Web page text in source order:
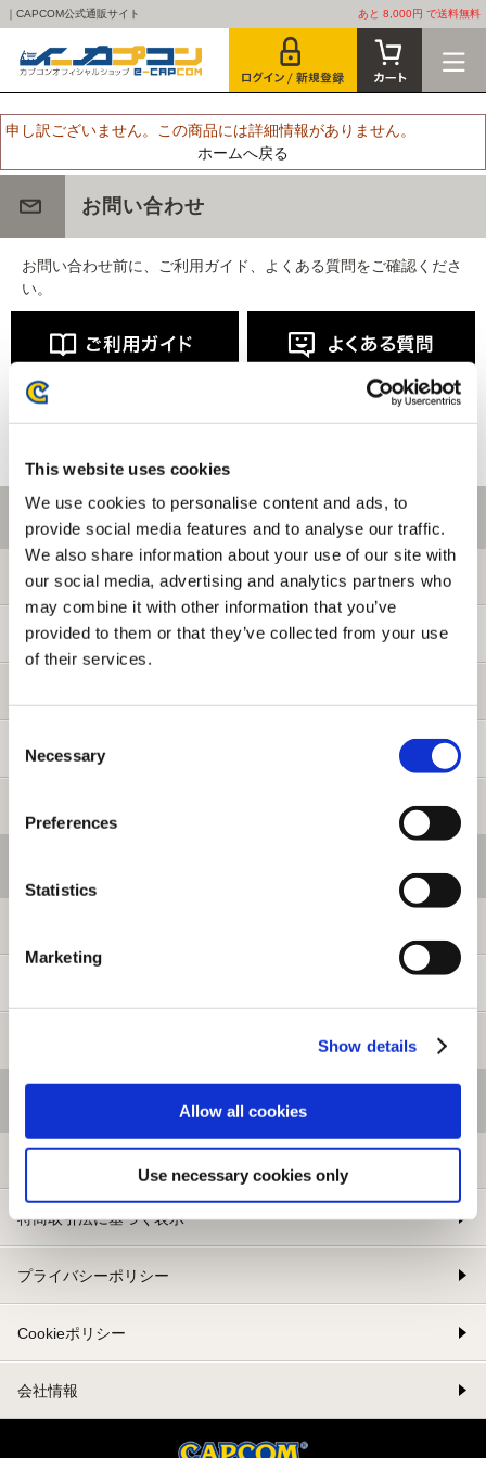
This website uses cookies
We use cookies to personalise content and ads, to
provide social media features and to analyse our traffic.
We also share information about your use of our site with
our social media, advertising and analytics partners who
may combine it with other information that you’ve
provided to them or that they’ve collected from your use
of their services.
Selection
Necessary
Preferences
Statistics
Marketing
Show details
Allow all cookies
Use necessary cookies only
｜CAPCOM公式通販サイト あと 8,000円 で送料無料
申し訳ございません。この商品には詳細情報がありません。
ホームへ戻る
お問い合わせ
お問い合わせ前に、ご利用ガイド、よくある質問をご確認くださ
い。
ご利用情報
初めての方へ
ご利用ガイド
お問い合わせ
特商取引法に基づく表示
プライバシーポリシー
Cookieポリシー
会社情報